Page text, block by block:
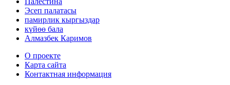
Эсеп палатасы
памирлик кыргыздар
күйөө бала
Алмазбек Каримов
О проекте
Карта сайта
Контактная информация